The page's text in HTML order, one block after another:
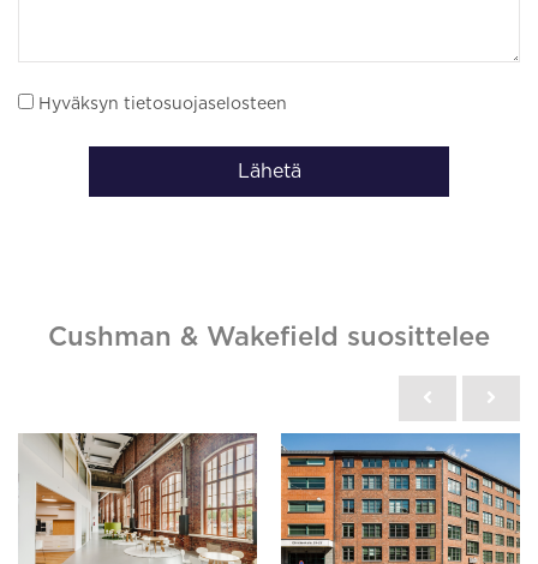
Hyväksyn tietosuojaselosteen
Lähetä
Cushman & Wakefield suosittelee